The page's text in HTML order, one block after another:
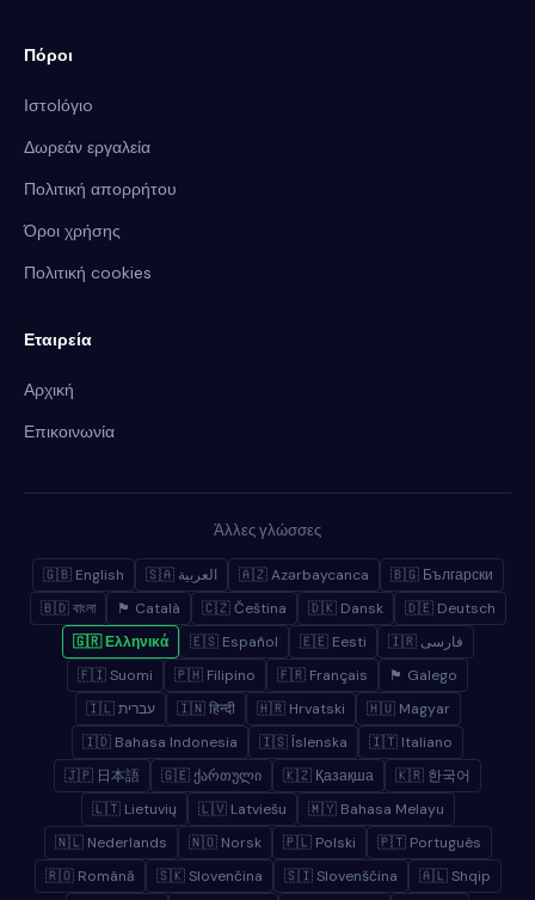
Πόροι
Ιστolόγιo
Δωρεάν εργαλεία
Πολιτική απορρήτου
Όροι χρήσης
Πολιτική cookies
Εταιρεία
Αρχική
Επικοινωνία
Άλλες γλώσσες
🇬🇧 English 🇸🇦 العربية 🇦🇿 Azərbaycanca
🇧🇬 Български
🇧🇩 বাংলা
🏴 Català 🇨🇿 Čeština 🇩🇰 Dansk
🇩🇪 Deutsch
🇬🇷 Ελληνικά
🇪🇸 Español 🇪🇪 Eesti
🇮🇷 فارسی
🇫🇮 Suomi
🇵🇭 Filipino 🇫🇷 Français
🏴 Galego
🇮🇱 עברית
🇮🇳 हिन्दी 🇭🇷 Hrvatski
🇭🇺 Magyar
🇮🇩 Bahasa Indonesia
🇮🇸 Íslenska
🇮🇹 Italiano
🇯🇵 日本語
🇬🇪 ქართული 🇰🇿 Қазақша
🇰🇷 한국어
🇱🇹 Lietuvių
🇱🇻 Latviešu
🇲🇾 Bahasa Melayu
🇳🇱 Nederlands
🇳🇴 Norsk 🇵🇱 Polski
🇵🇹 Português
🇷🇴 Română
🇸🇰 Slovenčina 🇸🇮 Slovenščina 🇦🇱 Shqip